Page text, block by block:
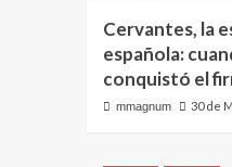
Cervantes, la
española:
conquistó el
mmagnum 30 de